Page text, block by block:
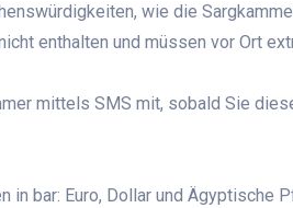
wie die
enthalten und müssen vor Ort
mittels SMS mit, sobald Sie
in bar: Euro, Dollar und Ägyptische